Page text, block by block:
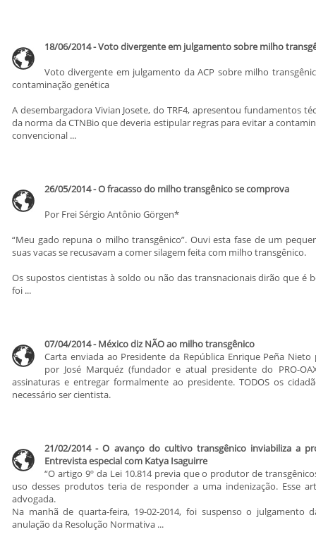
18/06/2014 - Voto divergente em julgamento sobre milho
Voto divergente em julgamento da ACP sobre milho
contaminação genética
A desembargadora Vivian Josete, do TRF4, apresentou fundamentos
da norma da CTNBio que deveria estipular regras para evitar a
convencional ...
26/05/2014 - O fracasso do milho transgênico se comprova
Por Frei Sérgio Antônio Görgen*
“Meu gado repuna o milho transgênico”. Ouvi esta fase de um
suas vacas se recusavam a comer silagem feita com milho transgênico.
Os supostos cientistas à soldo ou não das transnacionais dirão que é
foi ...
07/04/2014 - México diz NÃO ao milho transgênico
Carta enviada ao Presidente da República Enrique Peña
por José Marquéz (fundador e atual presidente do PRO-
assinaturas e entregar formalmente ao presidente. TODOS os
necessário ser cientista.
21/02/2014 - O avanço do cultivo transgênico inviabiliza a
Entrevista especial com Katya Isaguirre
“O artigo 9º da Lei 10.814 previa que o produtor de
uso desses produtos teria de responder a uma indenização. Esse
advogada.
Na manhã de quarta-feira, 19-02-2014, foi suspenso o julgamento
anulação da Resolução Normativa ...